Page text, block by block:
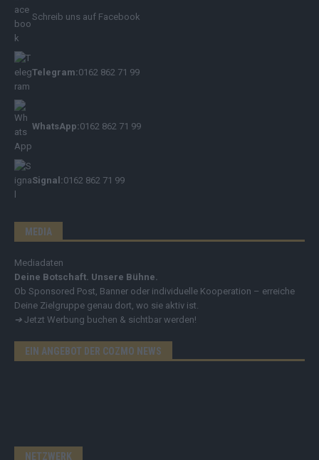
Schreib uns auf Facebook
Telegram:0162 862 71 99
WhatsApp:0162 862 71 99
Signal:0162 862 71 99
MEDIA
Mediadaten
Deine Botschaft. Unsere Bühne.
Ob Sponsored Post, Banner oder individuelle Kooperation – erreiche
Deine Zielgruppe genau dort, wo sie aktiv ist.
➔ Jetzt Werbung buchen & sichtbar werden!
EIN ANGEBOT DER COZMO NEWS
NETZWERK